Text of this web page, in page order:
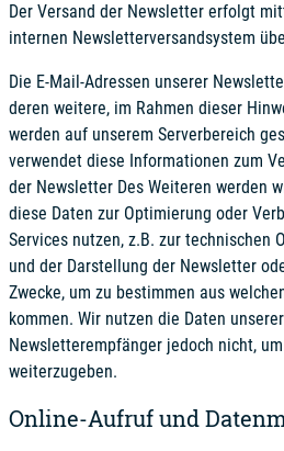
Der Versand der Newsletter erfolgt
internen Newsletterversandsystem
Die E-Mail-Adressen unserer
deren weitere, im Rahmen dieser
werden auf unserem Serverbereich
verwendet diese Informationen zum
der Newsletter Des Weiteren werden
diese Daten zur Optimierung oder
Services nutzen, z.B. zur technischen
und der Darstellung der Newsletter
Zwecke, um zu bestimmen aus
kommen. Wir nutzen die Daten unserer
Newsletterempfänger jedoch nicht,
weiterzugeben.
Online-Aufruf und